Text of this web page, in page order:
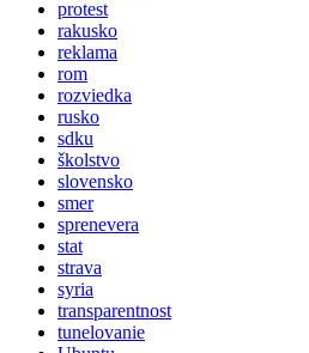
protest
rakusko
reklama
rom
rozviedka
rusko
sdku
školstvo
slovensko
smer
sprenevera
stat
strava
syria
transparentnost
tunelovanie